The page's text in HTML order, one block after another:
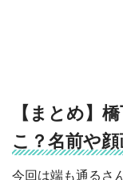
【まとめ】
こ？名前や
今回は端も通るさ